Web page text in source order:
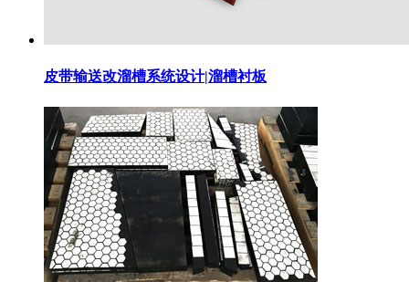
皮带输送改溜槽系统设计|溜槽衬板